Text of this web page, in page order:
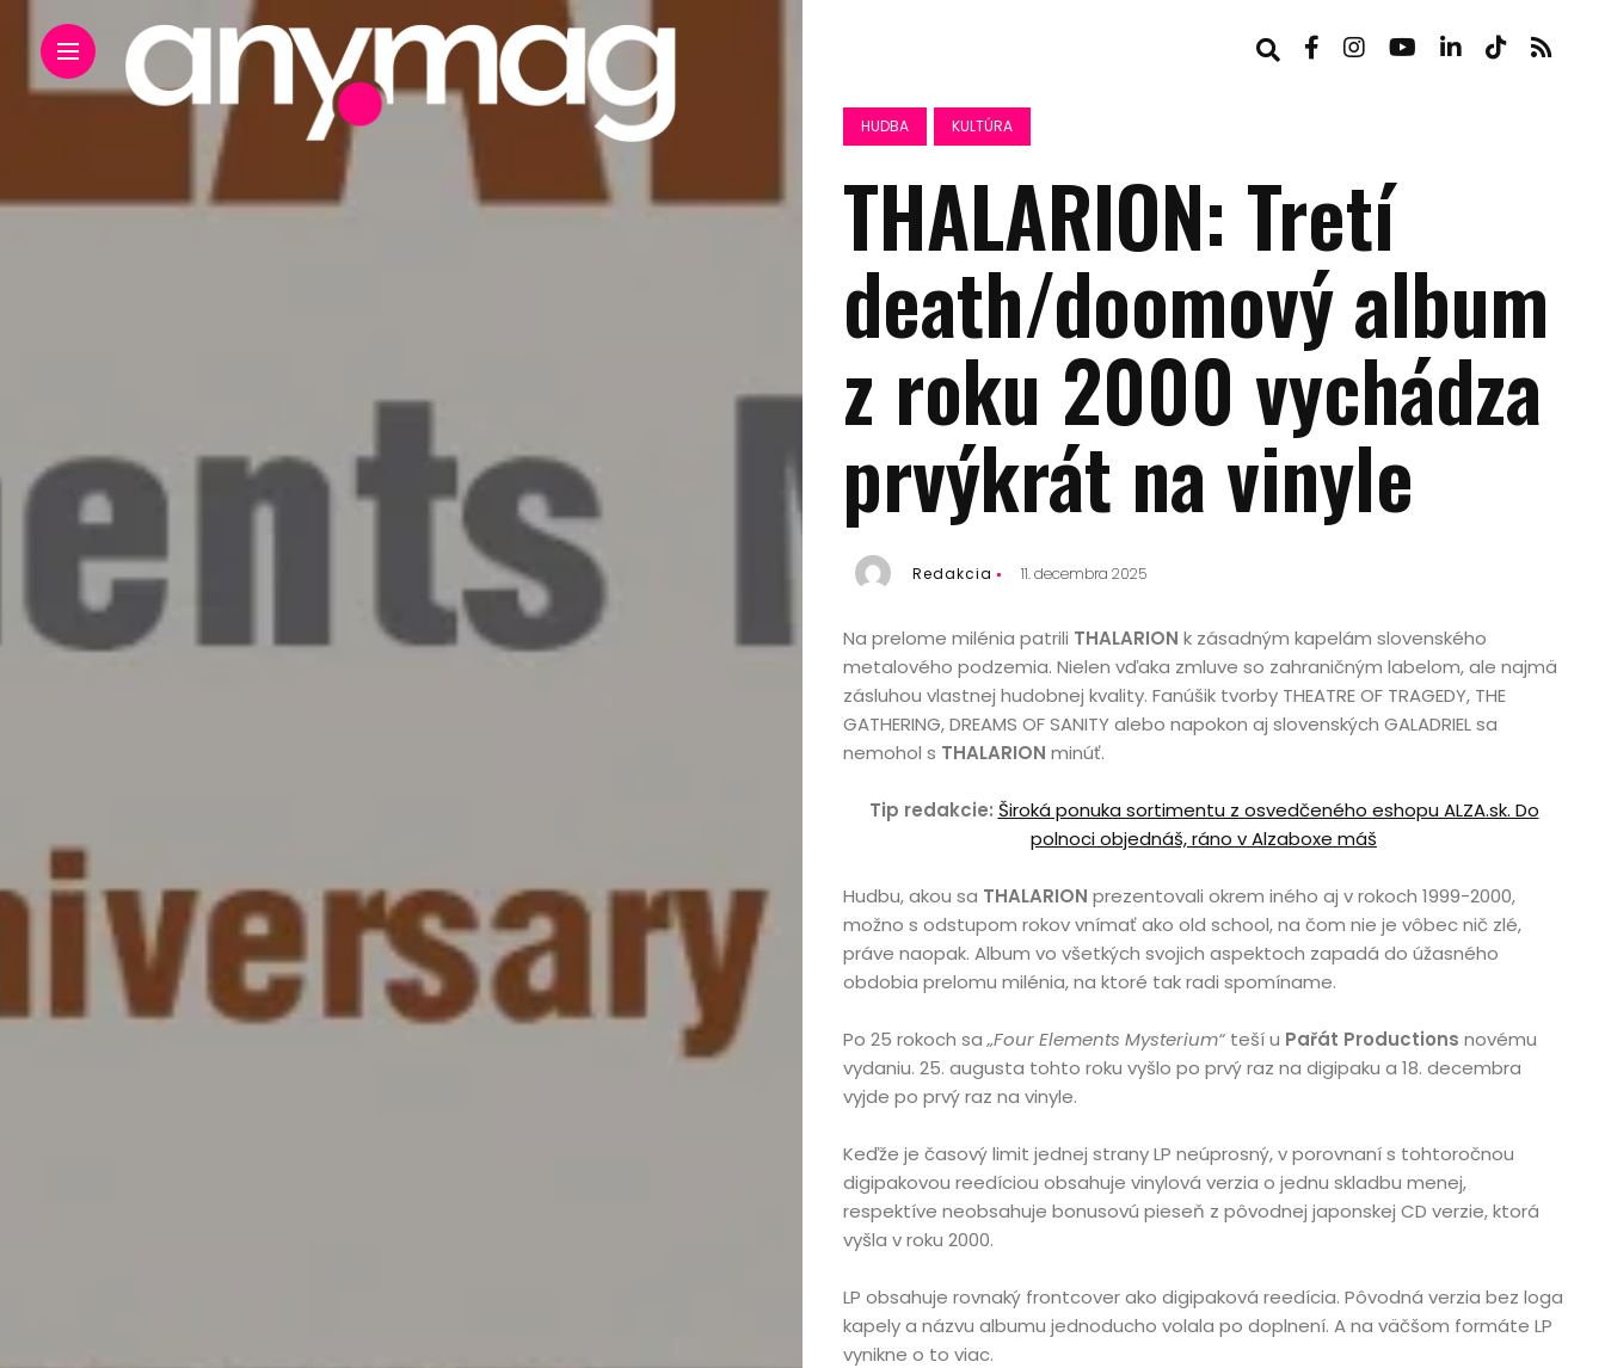
HUDBA KULTÚRA
THALARION: Tretí
death/doomový album
z roku 2000 vychádza
prvýkrát na vinyle
Redakcia 11. decembra 2025
Na prelome milénia patrili THALARION k zásadným kapelám slovenského
metalového podzemia. Nielen vďaka zmluve so zahraničným labelom, ale najmä
zásluhou vlastnej hudobnej kvality. Fanúšik tvorby THEATRE OF TRAGEDY, THE
GATHERING, DREAMS OF SANITY alebo napokon aj slovenských GALADRIEL sa
nemohol s THALARION minúť.
Tip redakcie: Široká ponuka sortimentu z osvedčeného eshopu ALZA.sk. Do
polnoci objednáš, ráno v Alzaboxe máš
Hudbu, akou sa THALARION prezentovali okrem iného aj v rokoch 1999-2000,
možno s odstupom rokov vnímať ako old school, na čom nie je vôbec nič zlé,
práve naopak. Album vo všetkých svojich aspektoch zapadá do úžasného
obdobia prelomu milénia, na ktoré tak radi spomíname.
Po 25 rokoch sa„Four Elements Mysterium“teší u Pařát Productions novému
vydaniu. 25. augusta tohto roku vyšlo po prvý raz na digipaku a 18. decembra
vyjde po prvý raz na vinyle.
Keďže je časový limit jednej strany LP neúprosný, v porovnaní s tohtoročnou
digipakovou reedíciou obsahuje vinylová verzia o jednu skladbu menej,
respektíve neobsahuje bonusovú pieseň z pôvodnej japonskej CD verzie, ktorá
vyšla v roku 2000.
LP obsahuje rovnaký frontcover ako digipaková reedícia. Pôvodná verzia bez loga
kapely a názvu albumu jednoducho volala po doplnení. A na väčšom formáte LP
vynikne o to viac.